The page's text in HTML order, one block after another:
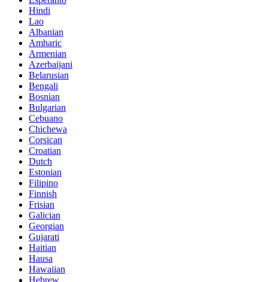
Hindi
Lao
Albanian
Amharic
Armenian
Azerbaijani
Belarusian
Bengali
Bosnian
Bulgarian
Cebuano
Chichewa
Corsican
Croatian
Dutch
Estonian
Filipino
Finnish
Frisian
Galician
Georgian
Gujarati
Haitian
Hausa
Hawaiian
Hebrew